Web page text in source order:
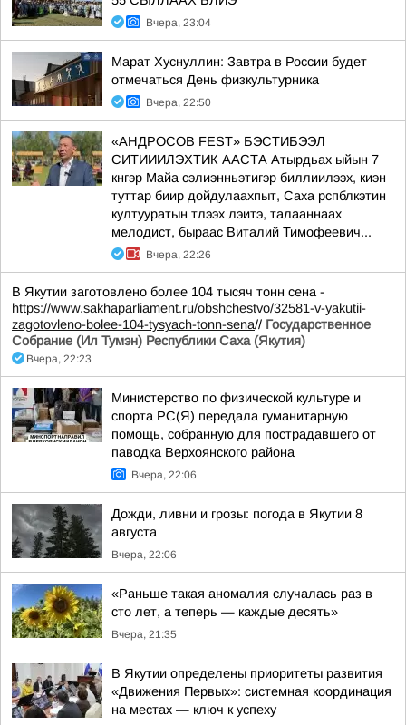
Вчера, 23:04
Марат Хуснуллин: Завтра в России будет
отмечаться День физкультурника
Вчера, 22:50
«АНДРОСОВ FEST» БЭСТИБЭЭЛ
СИТИИИЛЭХТИК ААСТА Атырдьах ыйын 7
кнгэр Майа сэлиэнньэтигэр биллиилээх, киэн
туттар биир дойдулаахпыт, Саха рспблкэтин
култууратын тлээх лэитэ, талааннаах
мелодист, быраас Виталий Тимофеевич...
Вчера, 22:26
В Якутии заготовлено более 104 тысяч тонн сена -
https://www.sakhaparliament.ru/obshchestvo/32581-v-yakutii-
zagotovleno-bolee-104-tysyach-tonn-sena// Государственное
Собрание (Ил Тумэн) Республики Саха (Якутия)
Вчера, 22:23
Министерство по физической культуре и
спорта РС(Я) передала гуманитарную
помощь, собранную для пострадавшего от
паводка Верхоянского района
Вчера, 22:06
Дожди, ливни и грозы: погода в Якутии 8
августа
Вчера, 22:06
«Раньше такая аномалия случалась раз в
сто лет, а теперь — каждые десять»
Вчера, 21:35
В Якутии определены приоритеты развития
«Движения Первых»: системная координация
на местах — ключ к успеху